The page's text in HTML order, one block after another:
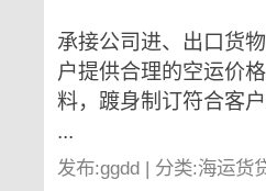
承接公司进、出口货
户提供合理的空运价
料，踱身制订符合客
...
发布:ggdd | 分类:海运货